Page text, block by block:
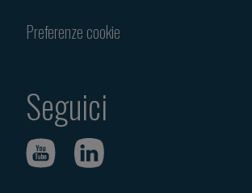
Preferenze cookie
Seguici